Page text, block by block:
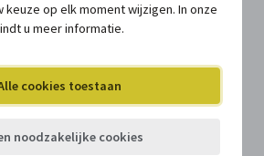
keuze op elk moment wijzigen. In onze
u meer informatie.
cookies toestaan
noodzakelijke cookies
in lokale
wordt dan uniformiteit
hrm: waarom lokale